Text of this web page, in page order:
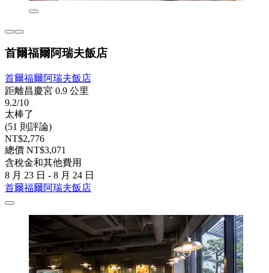
首爾福爾阿瑞夫飯店
首爾福爾阿瑞夫飯店
距離昌慶宮 0.9 公里
9.2/10
太棒了
(51 則評論)
NT$2,776
總價 NT$3,071
含稅金和其他費用
8 月 23 日 - 8 月 24 日
首爾福爾阿瑞夫飯店